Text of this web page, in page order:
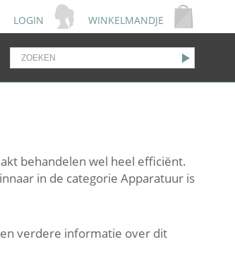
WINKELMANDJE
LOGIN
behandelen wel heel efficiënt.
in de categorie Apparatuur is
en verdere informatie over dit